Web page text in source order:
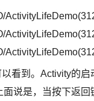
以看到。Activity的
说是，当按下返回